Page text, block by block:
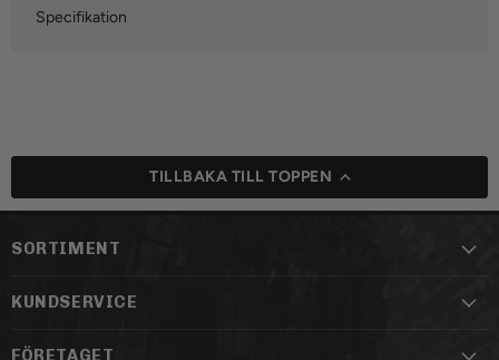
Specifikation
TILLBAKA TILL TOPPEN
SORTIMENT
KUNDSERVICE
FÖRETAGET